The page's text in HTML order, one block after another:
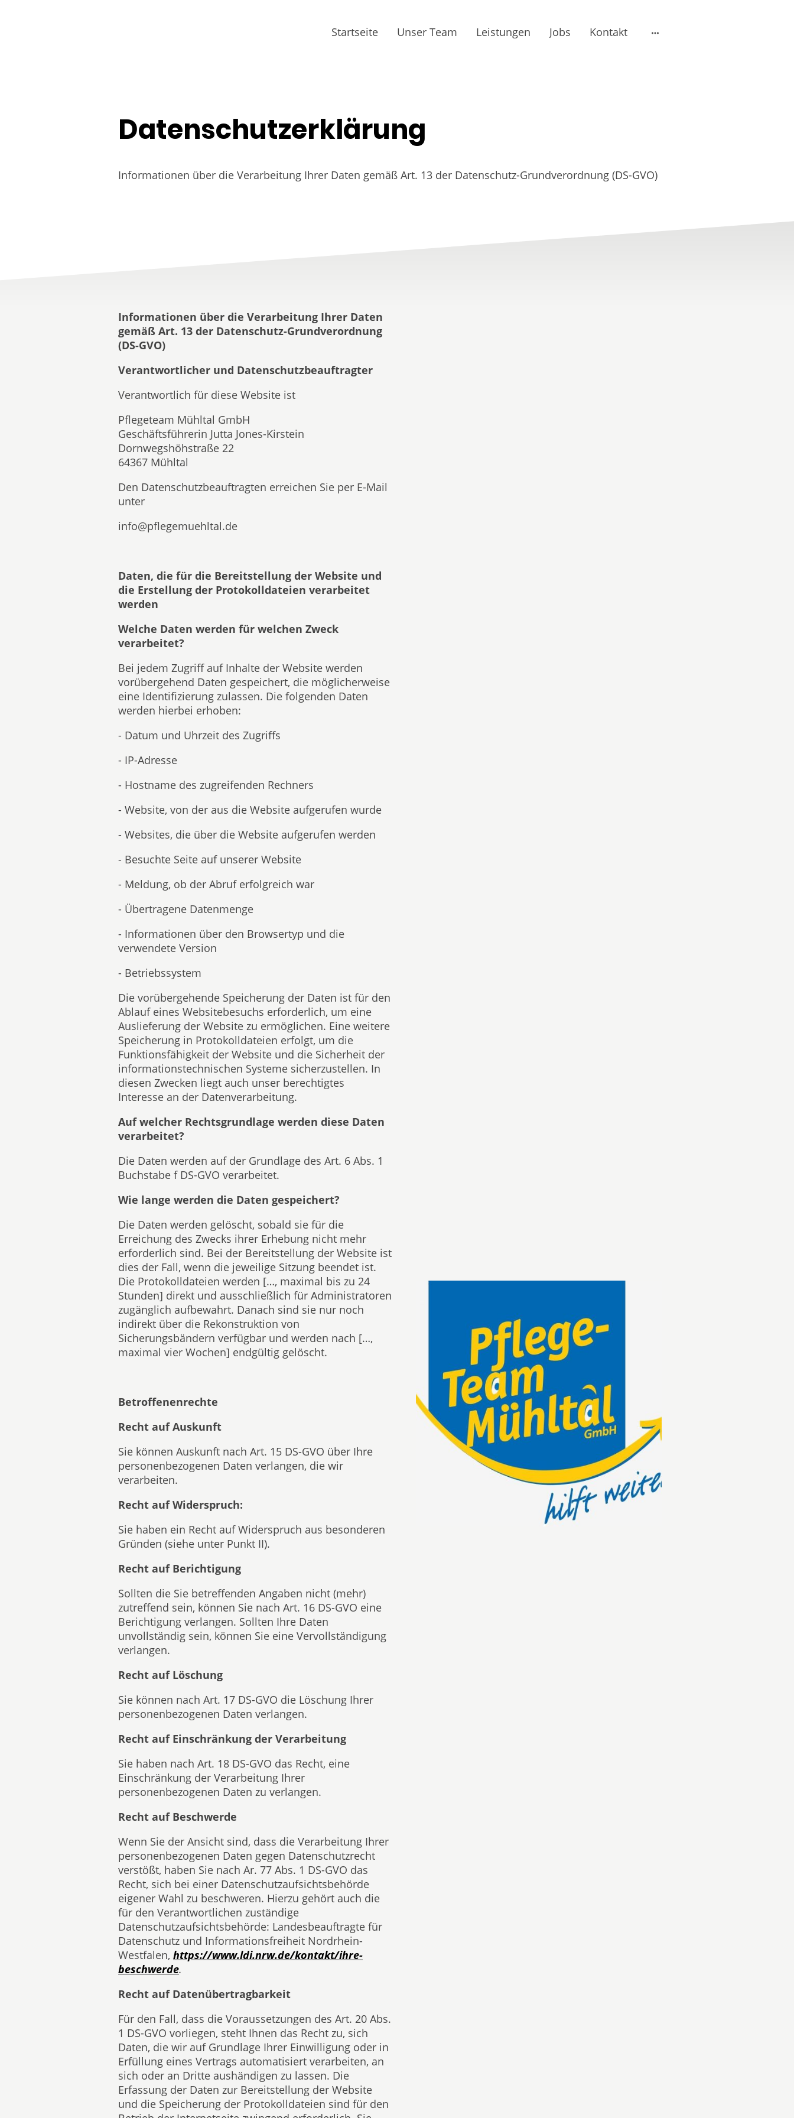
Startseite Unser Team Leistungen Jobs Kontakt
Datenschutzerklärung
Informationen über die Verarbeitung Ihrer Daten gemäß Art. 13 der Datenschutz-Grundverordnung (DS-GVO)
Informationen über die Verarbeitung Ihrer Daten
gemäß Art. 13 der Datenschutz-Grundverordnung
(DS-GVO)
Verantwortlicher und Datenschutzbeauftragter
Verantwortlich für diese Website ist
Pflegeteam Mühltal GmbH
Geschäftsführerin Jutta Jones-Kirstein
Dornwegshöhstraße 22
64367 Mühltal
Den Datenschutzbeauftragten erreichen Sie per E-Mail
unter
info@pflegemuehltal.de
Daten, die für die Bereitstellung der Website und
die Erstellung der Protokolldateien verarbeitet
werden
Welche Daten werden für welchen Zweck
verarbeitet?
Bei jedem Zugriff auf Inhalte der Website werden
vorübergehend Daten gespeichert, die möglicherweise
eine Identifizierung zulassen. Die folgenden Daten
werden hierbei erhoben:
- Datum und Uhrzeit des Zugriffs
- IP-Adresse
- Hostname des zugreifenden Rechners
- Website, von der aus die Website aufgerufen wurde
- Websites, die über die Website aufgerufen werden
- Besuchte Seite auf unserer Website
- Meldung, ob der Abruf erfolgreich war
- Übertragene Datenmenge
- Informationen über den Browsertyp und die
verwendete Version
- Betriebssystem
Die vorübergehende Speicherung der Daten ist für den
Ablauf eines Websitebesuchs erforderlich, um eine
Auslieferung der Website zu ermöglichen. Eine weitere
Speicherung in Protokolldateien erfolgt, um die
Funktionsfähigkeit der Website und die Sicherheit der
informationstechnischen Systeme sicherzustellen. In
diesen Zwecken liegt auch unser berechtigtes
Interesse an der Datenverarbeitung.
Auf welcher Rechtsgrundlage werden diese Daten
verarbeitet?
Die Daten werden auf der Grundlage des Art. 6 Abs. 1
Buchstabe f DS-GVO verarbeitet.
Wie lange werden die Daten gespeichert?
Die Daten werden gelöscht, sobald sie für die
Erreichung des Zwecks ihrer Erhebung nicht mehr
erforderlich sind. Bei der Bereitstellung der Website ist
dies der Fall, wenn die jeweilige Sitzung beendet ist.
Die Protokolldateien werden […, maximal bis zu 24
Stunden] direkt und ausschließlich für Administratoren
zugänglich aufbewahrt. Danach sind sie nur noch
indirekt über die Rekonstruktion von
Sicherungsbändern verfügbar und werden nach […,
maximal vier Wochen] endgültig gelöscht.
Betroffenenrechte
Recht auf Auskunft
Sie können Auskunft nach Art. 15 DS-GVO über Ihre
personenbezogenen Daten verlangen, die wir
verarbeiten.
Recht auf Widerspruch:
Sie haben ein Recht auf Widerspruch aus besonderen
Gründen (siehe unter Punkt II).
Recht auf Berichtigung
Sollten die Sie betreffenden Angaben nicht (mehr)
zutreffend sein, können Sie nach Art. 16 DS-GVO eine
Berichtigung verlangen. Sollten Ihre Daten
unvollständig sein, können Sie eine Vervollständigung
verlangen.
Recht auf Löschung
Sie können nach Art. 17 DS-GVO die Löschung Ihrer
personenbezogenen Daten verlangen.
Recht auf Einschränkung der Verarbeitung
Sie haben nach Art. 18 DS-GVO das Recht, eine
Einschränkung der Verarbeitung Ihrer
personenbezogenen Daten zu verlangen.
Recht auf Beschwerde
Wenn Sie der Ansicht sind, dass die Verarbeitung Ihrer
personenbezogenen Daten gegen Datenschutzrecht
verstößt, haben Sie nach Ar. 77 Abs. 1 DS-GVO das
Recht, sich bei einer Datenschutzaufsichtsbehörde
eigener Wahl zu beschweren. Hierzu gehört auch die
für den Verantwortlichen zuständige
Datenschutzaufsichtsbehörde: Landesbeauftragte für
Datenschutz und Informationsfreiheit Nordrhein-
Westfalen, https://www.ldi.nrw.de/kontakt/ihre-
beschwerde.
Recht auf Datenübertragbarkeit
Für den Fall, dass die Voraussetzungen des Art. 20 Abs.
1 DS-GVO vorliegen, steht Ihnen das Recht zu, sich
Daten, die wir auf Grundlage Ihrer Einwilligung oder in
Erfüllung eines Vertrags automatisiert verarbeiten, an
sich oder an Dritte aushändigen zu lassen. Die
Erfassung der Daten zur Bereitstellung der Website
und die Speicherung der Protokolldateien sind für den